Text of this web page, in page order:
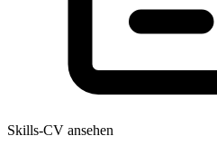
Skills-CV ansehen